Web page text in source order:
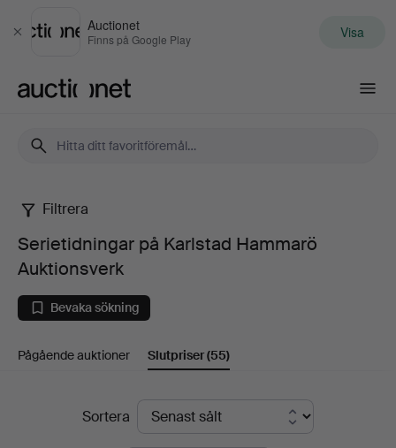
Stäng
Auctionet
Finns på Google Play Visa
Serietidningar
på
Karlstad
Hammarö
Filtrera
Serietidningar på Karlstad Hammarö
Auktionsverk
Bevaka sökning
Pågående auktioner Slutpriser(55)
SlutpriserSortera